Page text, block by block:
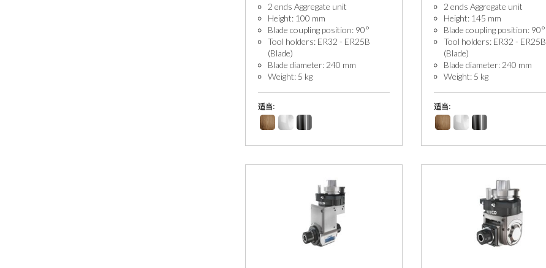
2 ends Aggregate unit
Height: 100 mm
Blade coupling position: 90°
Tool holders: ER32 - ER25B
(Blade)
Blade diameter: 240 mm
Weight: 5 kg
适当:
2 ends Aggregate unit
Height: 145 mm
Blade coupling position: 90°
Tool holders: ER32 - ER25B
(Blade)
Blade diameter: 240 mm
Weight: 5 kg
适当: